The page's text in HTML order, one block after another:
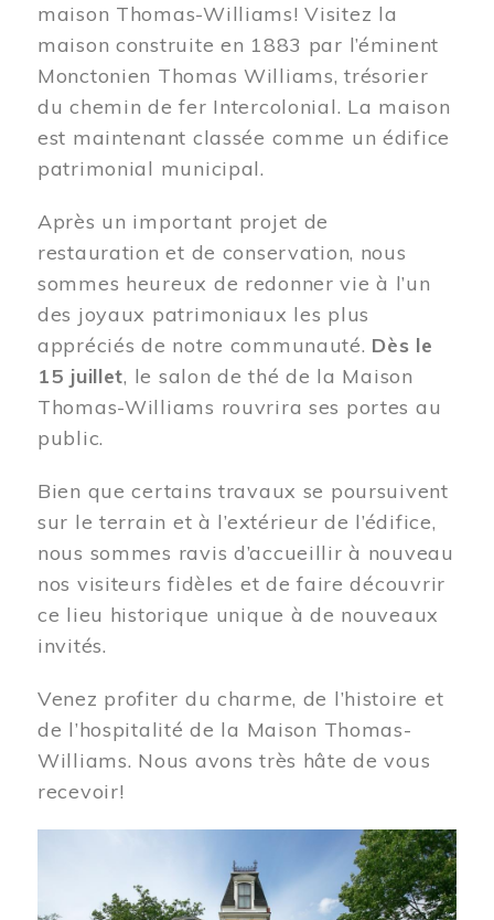
maison Thomas-Williams! Visitez la
maison construite en 1883 par l’éminent
Monctonien Thomas Williams, trésorier
du chemin de fer Intercolonial. La maison
est maintenant classée comme un édifice
patrimonial municipal.
Après un important projet de
restauration et de conservation, nous
sommes heureux de redonner vie à l’un
des joyaux patrimoniaux les plus
appréciés de notre communauté. Dès le
15 juillet, le salon de thé de la Maison
Thomas-Williams rouvrira ses portes au
public.
Bien que certains travaux se poursuivent
sur le terrain et à l’extérieur de l’édifice,
nous sommes ravis d’accueillir à nouveau
nos visiteurs fidèles et de faire découvrir
ce lieu historique unique à de nouveaux
invités.
Venez profiter du charme, de l’histoire et
de l’hospitalité de la Maison Thomas-
Williams. Nous avons très hâte de vous
recevoir!